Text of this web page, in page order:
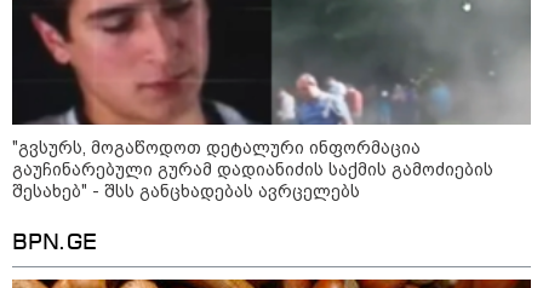
ცნობილია, თუ სად შეძლებენ
მშობლები სასურველი ზომისა
ფორმების შეძენას
კატეგორიის ყველა სიახლე
"გვსურს, მოგაწოდოთ დეტალური ინფორმაცია
გაუჩინარებული გურამ დადიანიძის საქმის გამოძიების
შესახებ" - შსს განცხადებას ავრცელებს
BPN.GE